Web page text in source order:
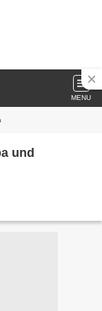
MENU
und